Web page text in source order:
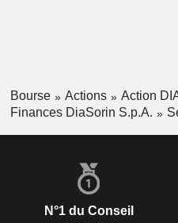
Bourse Actions
Action
Finances DiaSorin S.p.A.
N°1 du Conseil